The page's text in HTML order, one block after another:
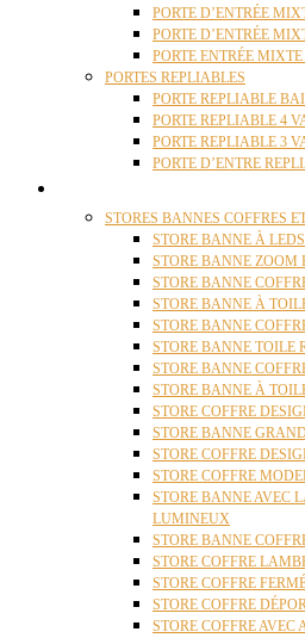
PORTE D’ENTRÉE
PORTE D’ENTRÉE
PORTE ENTRÉE
PORTES REPLIABLES
PORTE REPLIABLE
PORTE REPLIABLE 4
PORTE REPLIABLE 3
PORTE D’ENTRE
STORES BANNES COFFRES
STORE BANNE À LEDS
STORE BANNE ZOOM
STORE BANNE
STORE BANNE À
STORE BANNE
STORE BANNE TOILE
STORE BANNE
STORE BANNE À
STORE COFFRE
STORE BANNE
STORE COFFRE
STORE COFFRE
STORE BANNE AVEC
LUMINEUX
STORE BANNE
STORE COFFRE
STORE COFFRE
STORE COFFRE
STORE COFFRE AVEC